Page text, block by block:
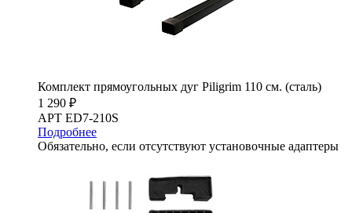
Комплект прямоугольных дуг Piligrim 110 см. (сталь)
1 290 ₽
АРТ ED7-210S
Подробнее
Обязательно, если отсутствуют установочные адаптеры